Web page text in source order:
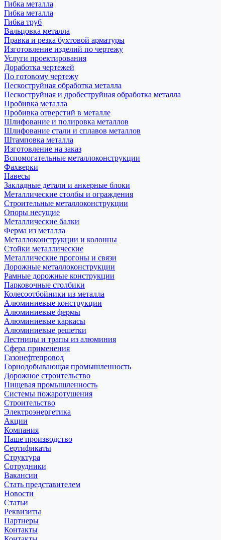
Гибка металла
Гибка металла
Гибка труб
Вальцовка металла
Правка и резка бухтовой арматуры
Изготовление изделий по чертежу
Услуги проектирования
Доработка чертежей
По готовому чертежу
Пескоструйная обработка металла
Пескоструйная и дробеструйная обработка металла
Пробивка металла
Пробивка отверстий в металле
Шлифование и полировка металлов
Шлифование стали и сплавов металлов
Штамповка металла
Изготовление на заказ
Вспомогательные металлоконструкции
Фахверки
Навесы
Закладные детали и анкерные блоки
Металлические столбы и ограждения
Строительные металлоконструкции
Опоры несущие
Металлические балки
Ферма из металла
Металлоконструкции и колонны
Стойки металлические
Металлические прогоны и связи
Дорожные металлоконструкции
Рамные дорожные конструкции
Парковочные столбики
Колесоотбойники из металла
Алюминиевые конструкции
Алюминиевые фермы
Алюминиевые каркасы
Алюминиевые решетки
Лестницы и трапы из алюминия
Сфера применения
Газонефтепровод
Горнодобывающая промышленность
Дорожное строительство
Пищевая промышленность
Системы пожаротушения
Строительство
Электроэнергетика
Акции
Компания
Наше производство
Сертификаты
Структура
Сотрудники
Вакансии
Стать представителем
Новости
Статьи
Реквизиты
Партнеры
Контакты